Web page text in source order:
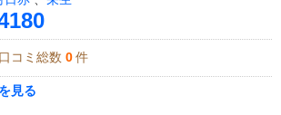
コミ総数 0 件
見る